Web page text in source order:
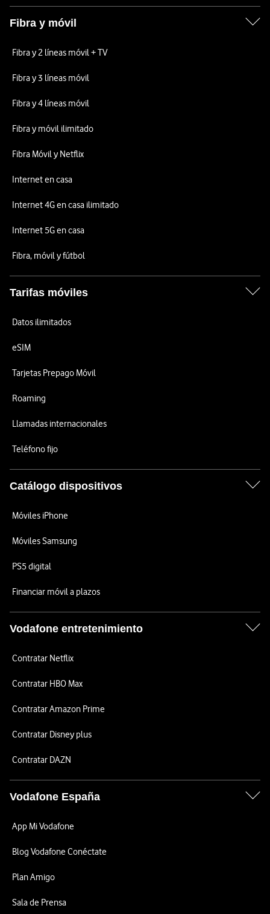
Fibra y móvil
Fibra y 2 líneas móvil + TV
Fibra y 3 líneas móvil
Fibra y 4 líneas móvil
Fibra y móvil ilimitado
Fibra Móvil y Netflix
Internet en casa
Internet 4G en casa ilimitado
Internet 5G en casa
Fibra, móvil y fútbol
Tarifas móviles
Datos ilimitados
eSIM
Tarjetas Prepago Móvil
Roaming
Llamadas internacionales
Teléfono fijo
Catálogo dispositivos
Móviles iPhone
Móviles Samsung
PS5 digital
Financiar móvil a plazos
Vodafone entretenimiento
Contratar Netflix
Contratar HBO Max
Contratar Amazon Prime
Contratar Disney plus
Contratar DAZN
Vodafone España
App Mi Vodafone
Blog Vodafone Conéctate
Plan Amigo
Sala de Prensa